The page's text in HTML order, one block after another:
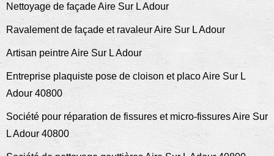
Nettoyage de façade Aire Sur L Adour
Ravalement de façade et ravaleur Aire Sur L Adour
Artisan peintre Aire Sur L Adour
Entreprise plaquiste pose de cloison et placo Aire Sur L
Adour 40800
Société pour réparation de fissures et micro-fissures Aire Sur
L Adour 40800